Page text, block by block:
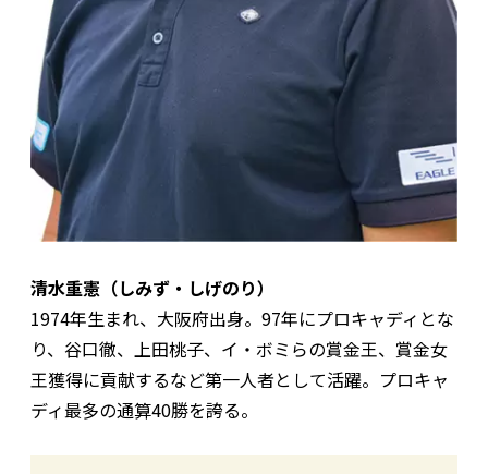
清水重憲（しみず・しげのり）
1974年生まれ、大阪府出身。97年にプロキャディとな
り、谷口徹、上田桃子、イ・ボミらの賞金王、賞金女
王獲得に貢献するなど第一人者として活躍。プロキャ
ディ最多の通算40勝を誇る。